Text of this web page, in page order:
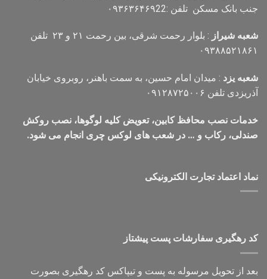
جنب بانک مسکن تلفن :۰۹۳۶۳۶۴۶۹22
شعبه شیراز
: بلوار رحمت شرقی، بین رحمت ۲۱ و ۲۳ تلفن
۰۹۳۸۸۵۲۱۸۶۱
شعبه یزد : میدان امام حسین، به سمت باهنر، روبروی خیابان
آذریزدی تلفن ۰۹۱۲۸۷۲۵۰۰۶
خدمات نصب محافظ کابین، تعویض کلیه لوگوها، نصب روکش
صندلی، رکاب و … در شعب های لوکس چری انجام می شود.
نماد اعتماد تجارت الكترونیكی
کد رهگیری سفارشات پست پیشتاز
بعد از تحویل مرسوله به پست و تیپاکس کد رهگیری بصورت